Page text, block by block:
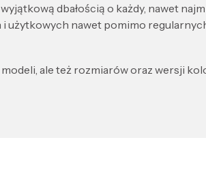
dbałością o każdy, nawet
nawet pomimo
ale też rozmiarów oraz wersji